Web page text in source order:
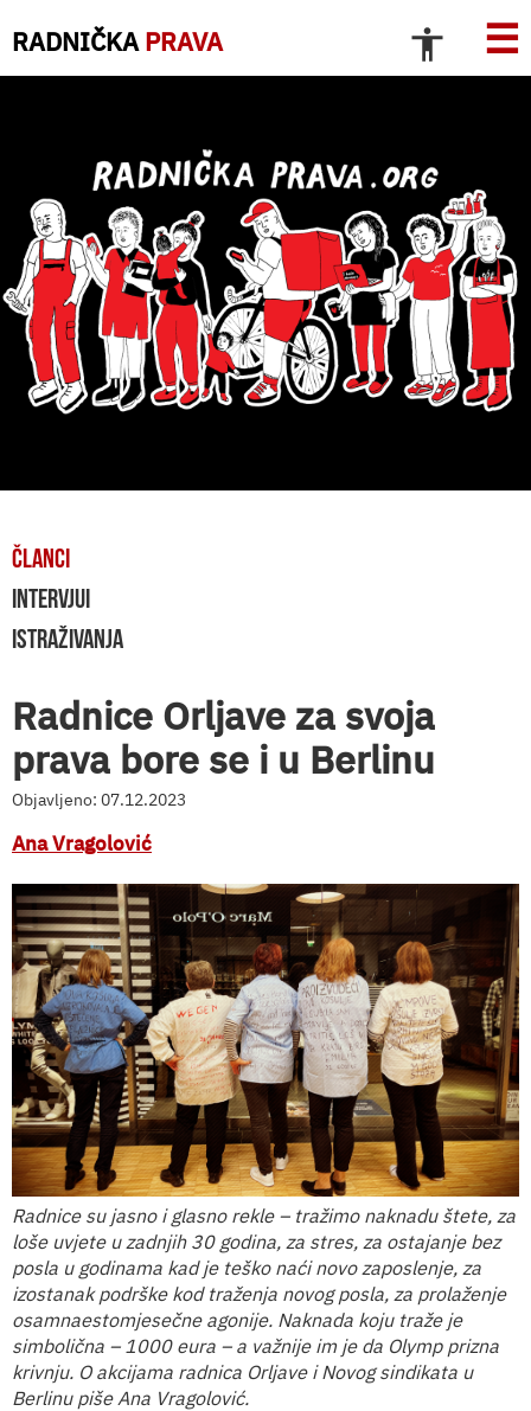
RADNIČKA PRAVA ☰
ČLANCI
INTERVJUI
ISTRAŽIVANJA
Radnice Orljave za svoja
prava bore se i u Berlinu
Objavljeno: 07.12.2023
Ana Vragolović
Radnice su jasno i glasno rekle – tražimo naknadu štete, za
loše uvjete u zadnjih 30 godina, za stres, za ostajanje bez
posla u godinama kad je teško naći novo zaposlenje, za
izostanak podrške kod traženja novog posla, za prolaženje
osamnaestomjesečne agonije. Naknada koju traže je
simbolična – 1000 eura – a važnije im je da Olymp prizna
krivnju. O akcijama radnica Orljave i Novog sindikata u
Berlinu piše Ana Vragolović.